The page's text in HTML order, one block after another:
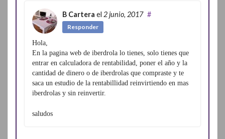
B Cartera el 2 junio, 2017 #
Responder
Hola,
En la pagina web de iberdrola lo tienes, solo tienes que
entrar en calculadora de rentabilidad, poner el año y la
cantidad de dinero o de iberdrolas que compraste y te
saca un estudio de la rentabillidad reinvirtiendo en mas
iberdrolas y sin reinvertir.
saludos